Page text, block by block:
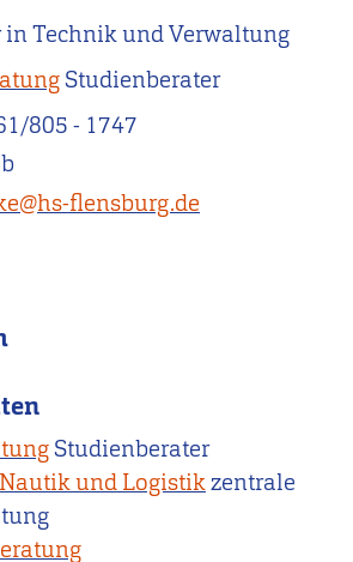
Technik und Verwaltung
Studienberater
805 - 1747
flensburg.de
Studienberater
und Logistikzentrale